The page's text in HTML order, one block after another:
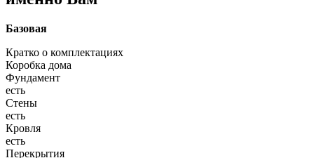
Базовая
Кратко о комплектациях
Коробка дома
Фундамент
есть
Стены
есть
Кровля
есть
Перекрытия